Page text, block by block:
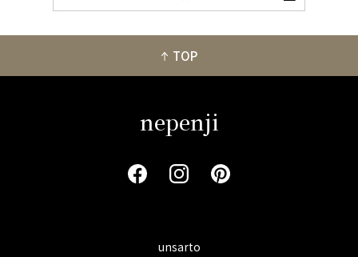
TOP
nepenji
unsarto